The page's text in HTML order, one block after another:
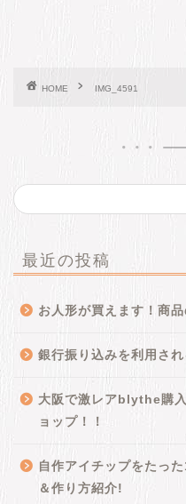
HOME IMG_4591
最近の投稿
お人形が買えます！商
銀行振り込みを利用さ
大阪で激レアblythe購
ョップ！！
自作アイチップをたっ
＆作り方紹介!